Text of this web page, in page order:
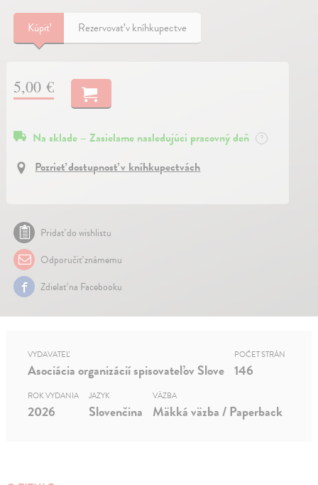
Kúpiť Rezervovať v kníhkupectve
5,00 €
Na sklade – Zasielame nasledujúci pracovný deň ?
Pozrieť dostupnosť v kníhkupectvách
Pridať do wishlistu
Odporučiť známemu
Zdielať na Facebooku
VYDAVATEĽ
Asociácia organizácií spisovateľov Slove
POČET STRÁN
146
ROK VYDANIA
2026
JAZYK
Slovenčina
VÄZBA
Mäkká väzba / Paperback